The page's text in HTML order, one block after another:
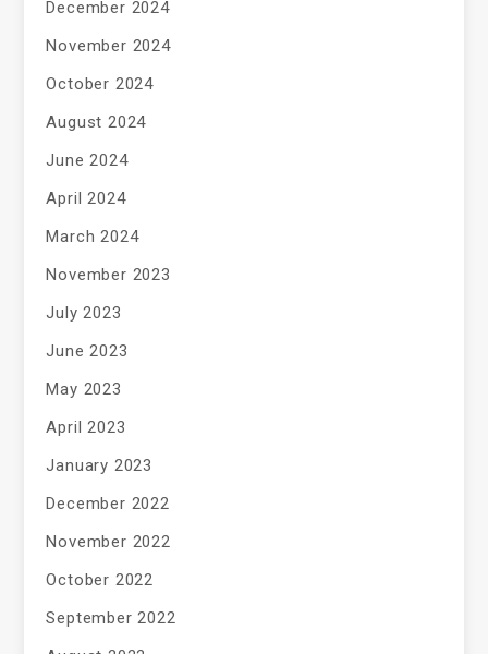
December 2024
November 2024
October 2024
August 2024
June 2024
April 2024
March 2024
November 2023
July 2023
June 2023
May 2023
April 2023
January 2023
December 2022
November 2022
October 2022
September 2022